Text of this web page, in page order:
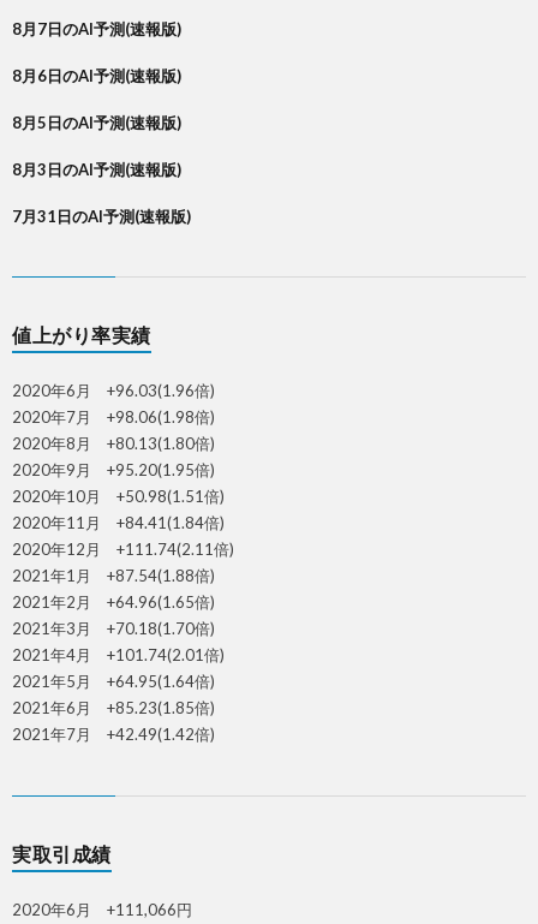
8月7日のAI予測(速報版)
8月6日のAI予測(速報版)
8月5日のAI予測(速報版)
8月3日のAI予測(速報版)
7月31日のAI予測(速報版)
値上がり率実績
2020年6月 +96.03(1.96倍)
2020年7月 +98.06(1.98倍)
2020年8月 +80.13(1.80倍)
2020年9月 +95.20(1.95倍)
2020年10月 +50.98(1.51倍)
2020年11月 +84.41(1.84倍)
2020年12月 +111.74(2.11倍)
2021年1月 +87.54(1.88倍)
2021年2月 +64.96(1.65倍)
2021年3月 +70.18(1.70倍)
2021年4月 +101.74(2.01倍)
2021年5月 +64.95(1.64倍)
2021年6月 +85.23(1.85倍)
2021年7月 +42.49(1.42倍)
実取引成績
2020年6月 +111,066円